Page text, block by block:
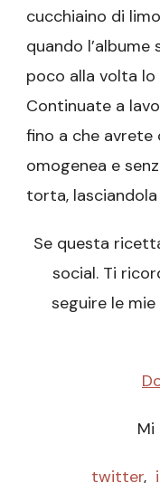
cucchiaino di
quando
poco alla volta
Continuate a
fino a che
omogenea e
torta,
Se questa
social. Ti
seguire le
Mi
twitter,